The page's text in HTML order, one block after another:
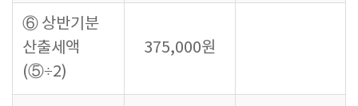
⑥ 상반기분
산출세액
(⑤÷2)
375,000원